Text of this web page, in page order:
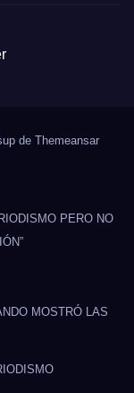
de Themeansar
PERO NO
MOSTRÓ LAS